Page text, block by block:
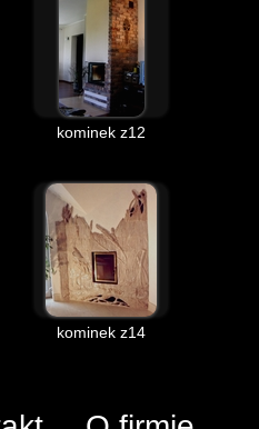
kominek z12
kominek z14